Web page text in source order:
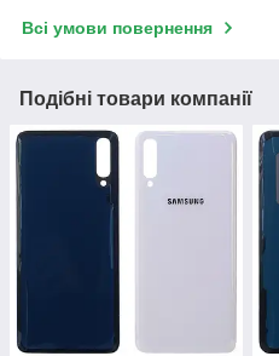
Всі умови повернення
Подібні товари компанії